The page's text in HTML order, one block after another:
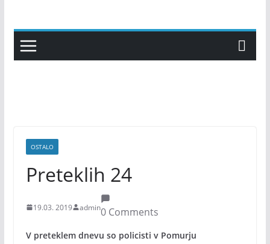
content
OSTALO
Preteklih 24
19.03. 2019 admin0 Comments
V preteklem dnevu so policisti v Pomurju